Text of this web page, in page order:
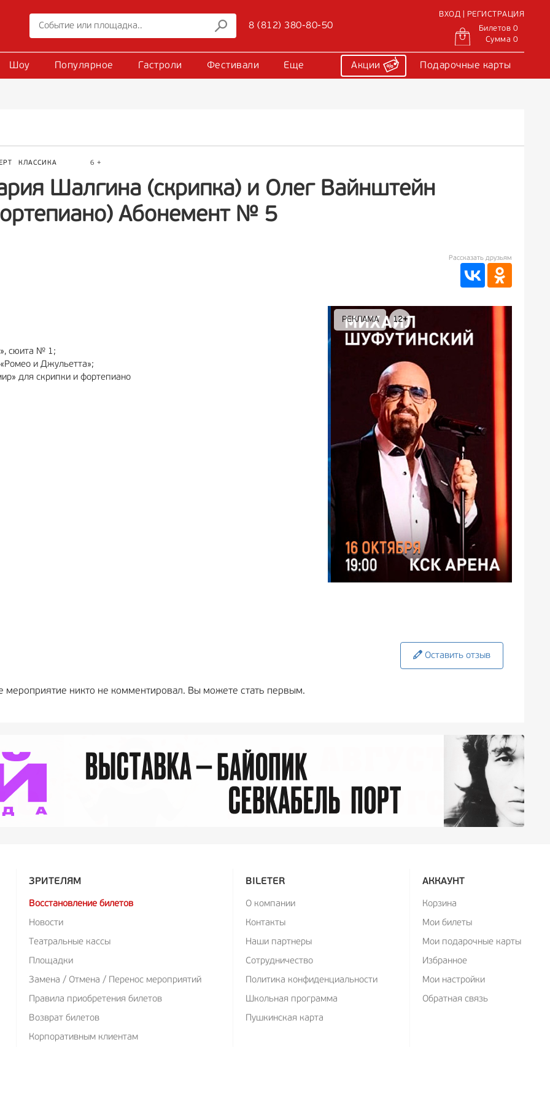
8 (812) 380-80-50
ВХОД | РЕГИСТРАЦИЯ
Билетов 0
Сумма 0
Шоу Популярное Гастроли Фестивали Еще Акции Подарочные карты
КЛАССИКА 6 +
Шалгина (скрипка) и Олег Вайнштейн
Абонемент № 5
Рассказать друзьям
сюита № 1;
и Джульетта»;
для скрипки и фортепиано
РЕКЛАМА 12+
Оставить отзыв
мероприятие никто не комментировал. Вы можете стать первым.
ЗРИТЕЛЯМ
Восстановление билетов
Новости
Театральные кассы
Площадки
Замена / Отмена / Перенос мероприятий
Правила приобретения билетов
Возврат билетов
Корпоративным клиентам
BILETER
О компании
Контакты
Наши партнеры
Сотрудничество
Политика конфиденциальности
Школьная программа
Пушкинская карта
АККАУНТ
Корзина
Мои билеты
Мои подарочные карты
Избранное
Мои настройки
Обратная связь